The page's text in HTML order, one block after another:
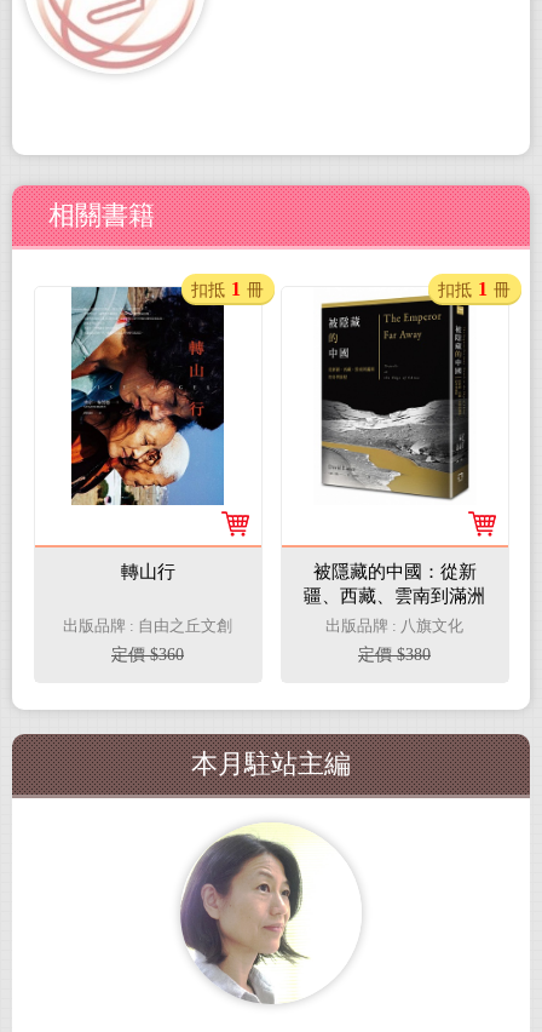
相關書籍
轉山行
出版品牌 : 自由之丘文創
定價 $360
扣抵 1 冊
被隱藏的中國：從新
疆、西藏、雲南到滿洲
的奇異旅程
出版品牌 : 八旗文化
定價 $380
扣抵 1 冊
本月駐站主編